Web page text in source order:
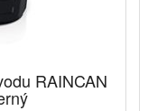
RAINCAN